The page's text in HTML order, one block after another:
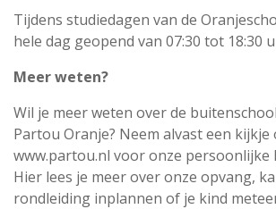
Tijdens studiedagen van de
hele dag geopend van 07:30 tot 18:30
Meer weten?
Wil je meer weten over de
Partou Oranje? Neem alvast een kijkje
www.partou.nl voor onze persoonlijke
Hier lees je meer over onze opvang,
rondleiding inplannen of je kind